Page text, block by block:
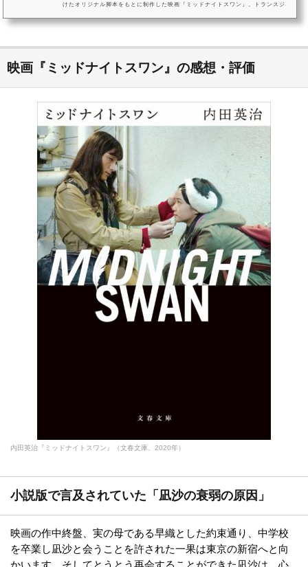
けたオリジナル脚本をもとに制作した映画『ミッドナイトスワン』。トランスジ
映画『ミッドナイトスワン』の感想・評価
内田英治『ミッドナイトスワン』（文春文庫、2020年）
小説版で言及されていた「凪沙の衰弱の原因」
映画の作中終盤、実の母である早織とした約束通り、中学校
を卒業し凪沙と会うことを許された一果は東京の新宿へと向
かいます。そしてとうとう再会することができた凪沙は、心